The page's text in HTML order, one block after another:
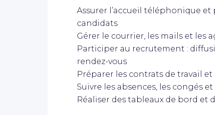
Assurer l’accueil téléphonique et
candidats
Gérer le courrier, les mails et les
Participer au recrutement :
rendez-vous
Préparer les contrats de travail
Suivre les absences, les congés
Réaliser des tableaux de bord et